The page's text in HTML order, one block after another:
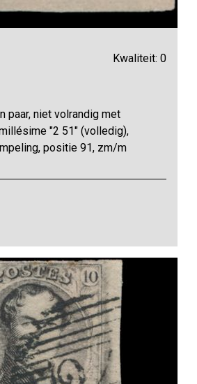
Kwaliteit: 0
paar, niet volrandig met
"2 51" (volledig),
positie 91, zm/m